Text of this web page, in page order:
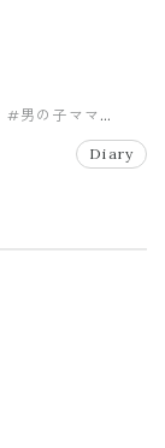
#男の子ママ
Diary